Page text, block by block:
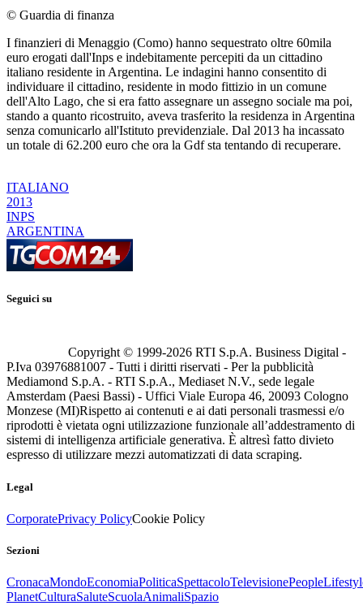
© Guardia di finanza
I finanzieri di Menaggio (Como) hanno sequestrato oltre 60mila
euro erogati dall'Inps e indebitamente percepiti da un cittadino
italiano residente in Argentina. Le indagini hanno consentito di
individuare il cittadino, residente in modo fittizio in un comune
dell'Alto Lago, che si era fatto assegnare un assegno sociale ma poi,
stando a quanto ricostruito, aveva trasferito la residenza in Argentina
senza comunicarlo all'Istituto previdenziale. Dal 2013 ha incassato
un totale di 62.200 euro che ora la Gdf sta tentando di recuperare.
ITALIANO
2013
INPS
ARGENTINA
Seguici su
Copyright © 1999-2026 RTI S.p.A. Business Digital -
P.Iva 03976881007 - Tutti i diritti riservati - Per la pubblicità
Mediamond S.p.A. - RTI S.p.A., Mediaset N.V., sede legale
Amsterdam (Paesi Bassi) - Uffici Viale Europa 46, 20093 Cologno
Monzese (MI)Rispetto ai contenuti e ai dati personali trasmessi e/o
riprodotti è vietata ogni utilizzazione funzionale all’addestramento di
sistemi di intelligenza artificiale generativa. È altresì fatto divieto
espresso di utilizzare mezzi automatizzati di data scraping.
Legal
CorporatePrivacy PolicyCookie Policy
Sezioni
CronacaMondoEconomiaPoliticaSpettacoloTelevisionePeople
PlanetCulturaSaluteScuolaAnimaliSpazio